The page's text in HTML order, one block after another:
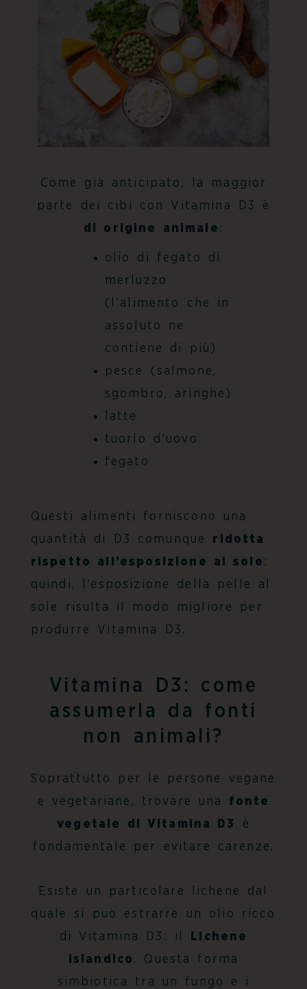
Come già anticipato, la maggior
parte dei cibi con Vitamina D3
è
di origine animale :
olio di fegato di
merluzzo
(l’alimento che in
assoluto ne
contiene di più)
pesce (salmone,
sgombro, aringhe)
latte
tuorlo d’uovo
fegato
Questi alimenti forniscono una
quantità di D3 comunque ridotta
rispetto all’esposizione al sole :
quindi, l’esposizione della pelle al
sole risulta il modo migliore per
produrre Vitamina D3.
Vitamina D3: come
assumerla da fonti
non animali?
Soprattutto per le persone vegane
e vegetariane, trovare una
fonte
vegetale di Vitamina D3
è
fondamentale per evitare carenze.
Esiste un particolare lichene dal
quale si può estrarre un olio ricco
di Vitamina D3: il
Lichene
Islandico . Questa forma
simbiotica tra un fungo e i